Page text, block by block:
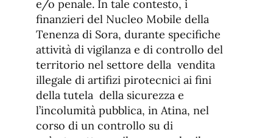
e/o penale. In tale contesto, i
finanzieri del Nucleo Mobile della
Tenenza di Sora, durante specifiche
attività di vigilanza e di controllo del
territorio nel settore della vendita
illegale di artifizi pirotecnici ai fini
della tutela della sicurezza e
l’incolumità pubblica, in Atina, nel
corso di un controllo su di